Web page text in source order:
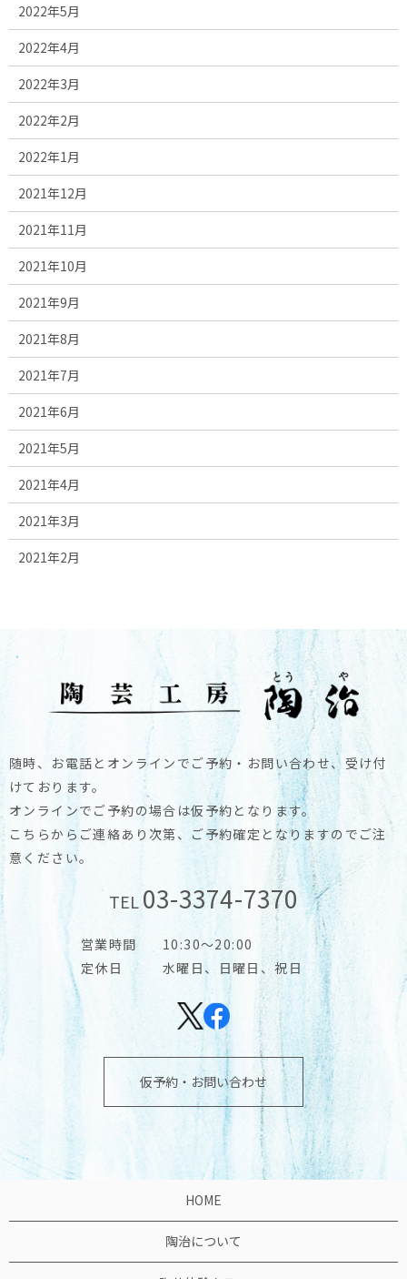
2022年5月
2022年4月
2022年3月
2022年2月
2022年1月
2021年12月
2021年11月
2021年10月
2021年9月
2021年8月
2021年7月
2021年6月
2021年5月
2021年4月
2021年3月
2021年2月
随時、お電話とオンラインでご予約・お問い合わせ、受け付
けております。
オンラインでご予約の場合は仮予約となります。
こちらからご連絡あり次第、ご予約確定となりますのでご注
意ください。
TEL03-3374-7370
営業時間
10:30～20:00
定休日
水曜日、日曜日、祝日
仮予約・お問い合わせ
HOME
陶治について